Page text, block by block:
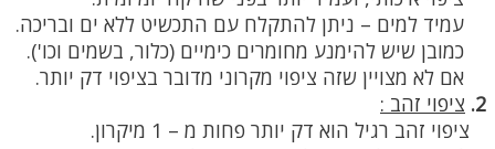
עמיד למים – ניתן להתקלח עם התכשיט ללא ים ובריכה.
כמובן שיש להימנע מחומרים כימיים (כלור, בשמים וכו').
אם לא מצויין שזה ציפוי מקרוני מדובר בציפוי דק יותר.
2. ציפוי זהב :
ציפוי זהב רגיל הוא דק יותר פחות מ – 1 מיקרון.